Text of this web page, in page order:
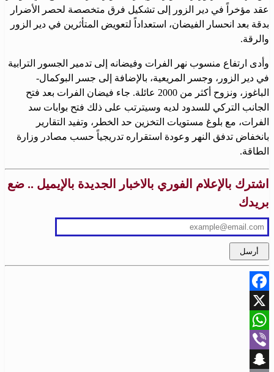
عقد مؤخراً في دير الزور إلى تشكيل فرق متخصصة لحصر الأضرار
بدقة بعد انحسار الفيضان، استعداداً لتعويض المتأثرين في دير الزور
والرقة.
وأدى ارتفاع منسوب نهر الفرات وفيضانه إلى تدمير الجسور الترابية
في دير الزور، وجسر المريعية، بالإضافة إلى جسر البوكمال-
الباغوز، ونزوح أكثر من 2000 عائلة. جاء فيضان الفرات بعد فتح
الجانب التركي للسدود لديه وسيترتب على ذلك فتح بوابات سد
الفرات، مع بلوغ مستويات التخزين حد الخطر، وتفيد التقارير
بانخفاض تدفق النهر وعودة استقراره تدريجياً حسب مصادر وزارة
الطاقة.
اشترك بالإعلام الفوري بالاخبار الجديدة بالإيميل .. ضع
بريدك
Facebook
X
WhatsApp
Viber